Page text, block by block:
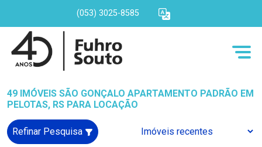
(053) 3025-8585
49 IMÓVEIS SÃO GONÇALO APARTAMENTO PADRÃO EM
PELOTAS, RS PARA LOCAÇÃO
Refinar Pesquisa